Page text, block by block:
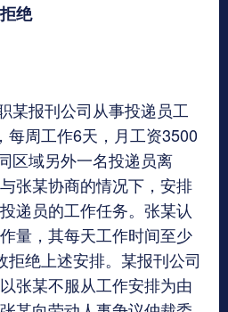
绝
某报刊公司从事投递员工
每周工作6天，月工资3500
区域另外一名投递员离
张某协商的情况下，安排
递员的工作任务。张某认
量，其每天工作时间至少
拒绝上述安排。某报刊公司
张某不服从工作安排为由